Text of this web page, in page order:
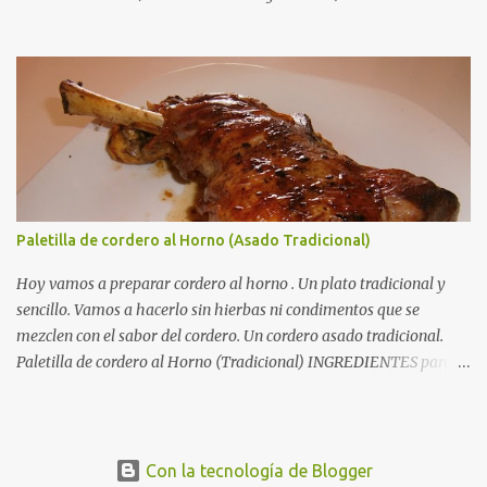
los solomillos en un chorro generoso de aceite de oliva.
Reservamos los solomillos, y en ese mismo aceite sofreímos el ajo
y una cebolla picaditos muy finos. Cuando la cebolla esté
dorada,añadimos el brandy, el zumo de naranja, el caldo de carne
Paletilla de cordero al Horno (Asado Tradicional)
Hoy vamos a preparar cordero al horno . Un plato tradicional y
sencillo. Vamos a hacerlo sin hierbas ni condimentos que se
mezclen con el sabor del cordero. Un cordero asado tradicional.
Paletilla de cordero al Horno (Tradicional) INGREDIENTES para
dos paletillas y las colocamos en una fuente para horno. Rociamos
Con la tecnología de Blogger